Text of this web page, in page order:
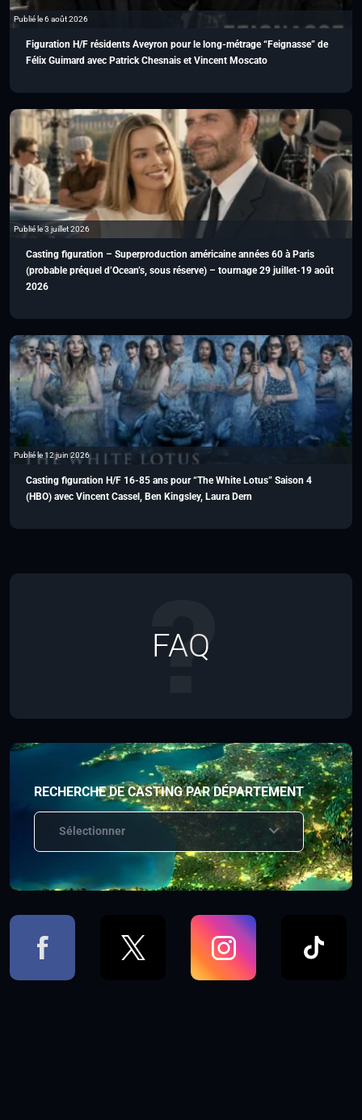
Publié le 6 août 2026
Figuration H/F résidents Aveyron pour le long-métrage “Feignasse” de
Félix Guimard avec Patrick Chesnais et Vincent Moscato
Publié le 3 juillet 2026
Casting figuration – Superproduction américaine années 60 à Paris
(probable préquel d’Ocean’s, sous réserve) – tournage 29 juillet-19 août
2026
Publié le 12 juin 2026
Casting figuration H/F 16-85 ans pour “The White Lotus” Saison 4
(HBO) avec Vincent Cassel, Ben Kingsley, Laura Dern
FAQ
RECHERCHE DE CASTING PAR DÉPARTEMENT
Sélectionner